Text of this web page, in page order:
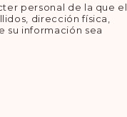
personal de la que el
dirección física,
su información sea